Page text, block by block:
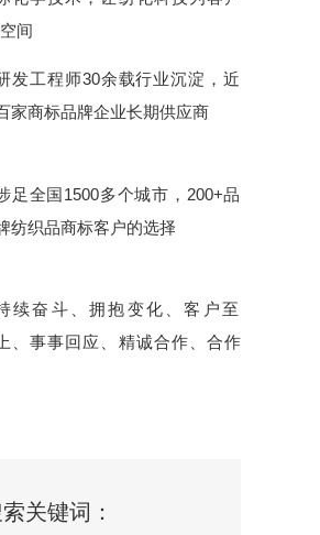
间
发工程师30余载行业沉淀，近
家商标品牌企业长期供应商
足全国1500多个城市，200+品
纺织品商标客户的选择
续奋斗、拥抱变化、客户至
上、事事回应、精诚合作、合作
关键词：